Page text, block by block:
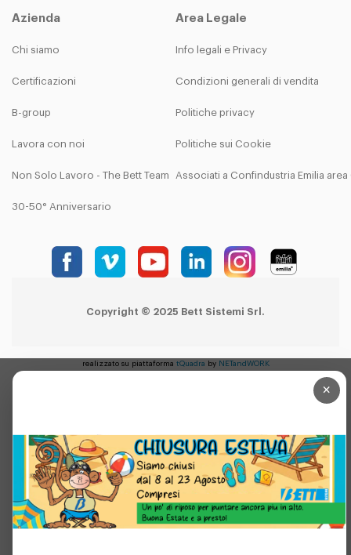
Azienda
Chi siamo
Certificazioni
B-group
Lavora con noi
Non Solo Lavoro - The Bett Team
30-50° Anniversario
Area Legale
Info legali e Privacy
Condizioni generali di vendita
Politiche privacy
Politiche sui Cookie
Associati a Confindustria Emilia
Copyright © 2025 Bett Sistemi Srl.
×
realizzato su piattaforma tQuadra by NETandWORK